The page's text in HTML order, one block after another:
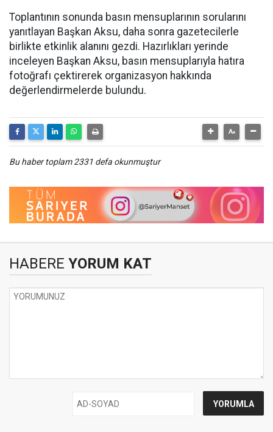
Toplantının sonunda basın mensuplarının sorularını
yanıtlayan Başkan Aksu, daha sonra gazetecilerle
birlikte etkinlik alanını gezdi. Hazırlıkları yerinde
inceleyen Başkan Aksu, basın mensuplarıyla hatıra
fotoğrafı çektirerek organizasyon hakkında
değerlendirmelerde bulundu.
Bu haber toplam 2331 defa okunmuştur
HABERE YORUM KAT